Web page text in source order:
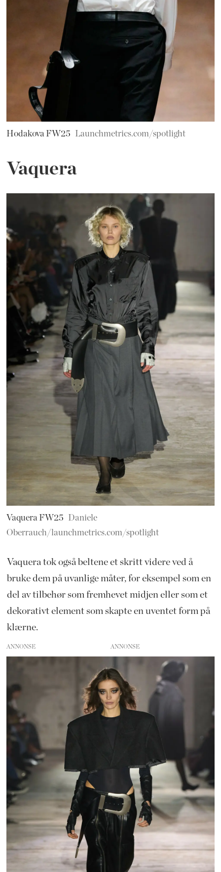
Hodakova FW25 Launchmetrics.com/spotlight
Vaquera
Vaquera FW25
Daniele
Oberrauch/launchmetrics.com/spotlight
Vaquera tok også beltene et skritt videre ved å
bruke dem på uvanlige måter, for eksempel som en
del av tilbehør som fremhevet midjen eller som et
dekorativt element som skapte en uventet form på
klærne.
ANNONSE